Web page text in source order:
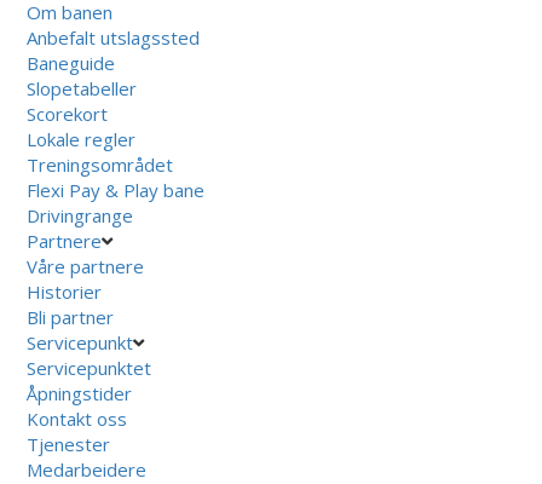
Om banen
Anbefalt utslagssted
Baneguide
Slopetabeller
Scorekort
Lokale regler
Treningsområdet
Flexi Pay & Play bane
Drivingrange
Partnere
Våre partnere
Historier
Bli partner
Servicepunkt
Servicepunktet
Åpningstider
Kontakt oss
Tjenester
Medarbeidere